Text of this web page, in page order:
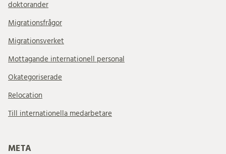
doktorander
Migrationsfrågor
Migrationsverket
Mottagande internationell personal
Okategoriserade
Relocation
Till internationella medarbetare
META